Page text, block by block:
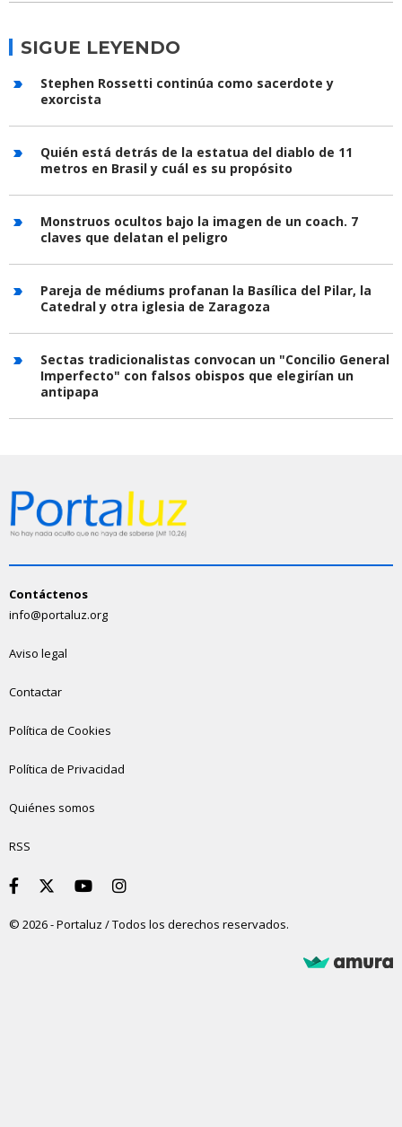
SIGUE LEYENDO
Stephen Rossetti continúa como sacerdote y
exorcista
Quién está detrás de la estatua del diablo de 11
metros en Brasil y cuál es su propósito
Monstruos ocultos bajo la imagen de un coach. 7
claves que delatan el peligro
Pareja de médiums profanan la Basílica del Pilar, la
Catedral y otra iglesia de Zaragoza
Sectas tradicionalistas convocan un "Concilio General
Imperfecto" con falsos obispos que elegirían un
antipapa
Contáctenos
info@portaluz.org
Aviso legal
Contactar
Política de Cookies
Política de Privacidad
Quiénes somos
RSS
© 2026 - Portaluz / Todos los derechos reservados.